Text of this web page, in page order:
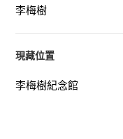
李梅樹
現藏位置
李梅樹紀念館